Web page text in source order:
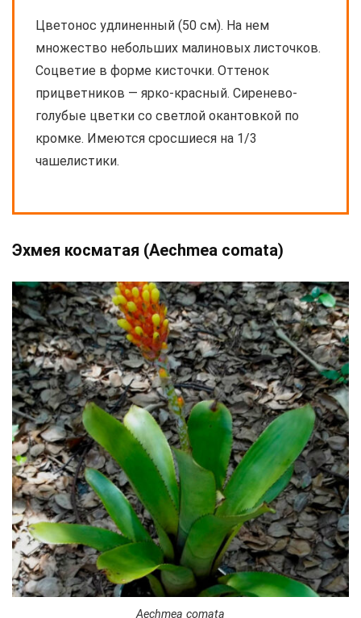
Цветонос удлиненный (50 см). На нем
множество небольших малиновых листочков.
Соцветие в форме кисточки. Оттенок
прицветников — ярко-красный. Сиренево-
голубые цветки со светлой окантовкой по
кромке. Имеются сросшиеся на 1/3
чашелистики.
Эхмея косматая (Aechmea comata)
Aechmea comata